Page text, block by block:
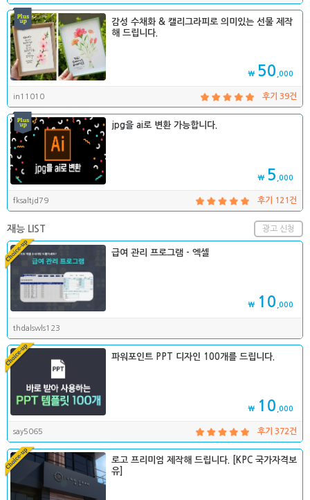
감성 수채화 & 캘리그라피로 의미있는 선물 제작
해 드립니다.
₩ 50 ,000
in11010 후기 39건
jpg을 ai로 변환 가능합니다.
₩ 5 ,000
fksaltjd79 후기 121건
광고 신청
재능 LIST
급여 관리 프로그램 - 엑셀
₩ 10 ,000
thdalswls123
파워포인트 PPT 디자인 100개를 드립니다.
₩ 10 ,000
say5065 후기 372건
로고 프리미엄 제작해 드립니다. [KPC 국가자격보
유]